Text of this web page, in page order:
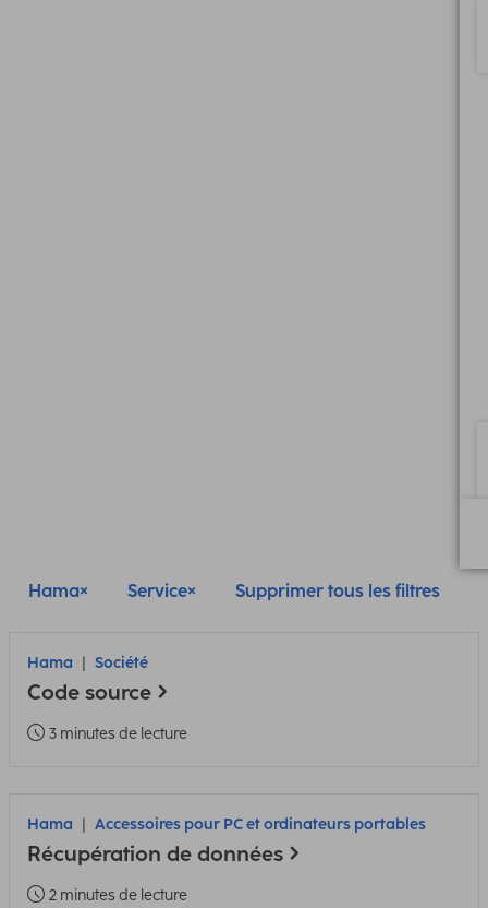
Hama Service Supprimer tous les filtres
Hama Société
Code source
3 minutes de lecture
Hama Accessoires pour PC et ordinateurs portables
Récupération de données
2 minutes de lecture